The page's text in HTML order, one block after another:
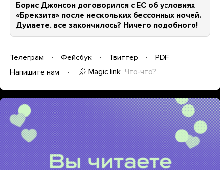
Борис Джонсон договорился с ЕС об условиях
«Брекзита» после нескольких бессонных ночей.
Думаете, все закончилось? Ничего подобного!
Телеграм Фейсбук Твиттер
PDF
Напишите нам
Magic link Что-что?